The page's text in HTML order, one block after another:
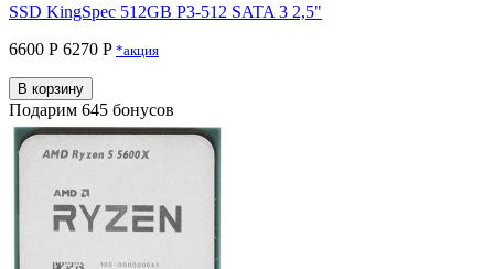
SSD KingSpec 512GB P3-512 SATA 3 2,5"
6600 Р 6270 P *акция
В корзину
Подарим 645 бонусов